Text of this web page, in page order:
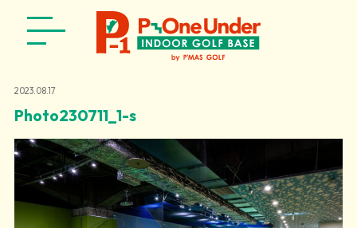
2023.08.17
Photo230711_1-s